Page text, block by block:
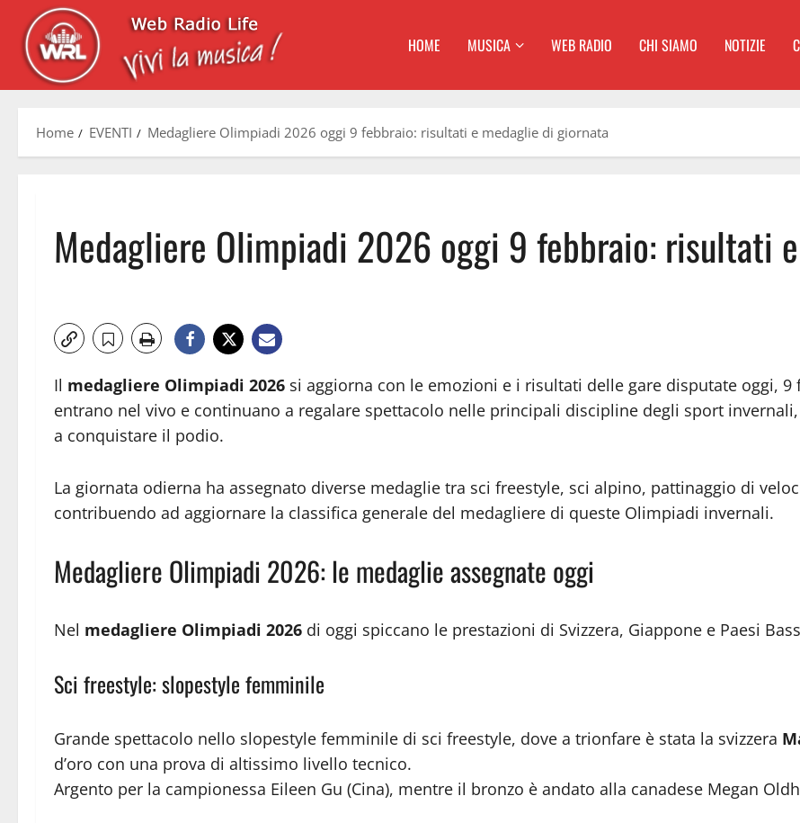
HOME MUSICA WEB RADIO CHI SIAMO NOTIZIE
Home EVENTI Medagliere Olimpiadi 2026 oggi 9 febbraio: risultati e medaglie di giornata
Medagliere Olimpiadi 2026 oggi 9 febbraio: risultati
Il medagliere Olimpiadi 2026 si aggiorna con le emozioni e i risultati delle gare disputate oggi,
entrano nel vivo e continuano a regalare spettacolo nelle principali discipline degli sport
a conquistare il podio.
La giornata odierna ha assegnato diverse medaglie tra sci freestyle, sci alpino, pattinaggio di
contribuendo ad aggiornare la classifica generale del medagliere di queste Olimpiadi invernali.
Medagliere Olimpiadi 2026: le medaglie assegnate oggi
Nel medagliere Olimpiadi 2026 di oggi spiccano le prestazioni di Svizzera, Giappone e Paesi
Sci freestyle: slopestyle femminile
Grande spettacolo nello slopestyle femminile di sci freestyle, dove a trionfare è stata la svizzera
d’oro con una prova di altissimo livello tecnico.
Argento per la campionessa Eileen Gu (Cina), mentre il bronzo è andato alla canadese Megan